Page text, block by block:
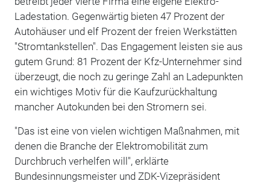
Ladestation. Gegenwärtig bieten 47 Prozent der
Autohäuser und elf Prozent der freien Werkstätten
"Stromtankstellen". Das Engagement leisten sie aus
gutem Grund: 81 Prozent der Kfz-Unternehmer sind
überzeugt, die noch zu geringe Zahl an Ladepunkten
ein wichtiges Motiv für die Kaufzurückhaltung
mancher Autokunden bei den Stromern sei.
"Das ist eine von vielen wichtigen Maßnahmen, mit
denen die Branche der Elektromobilität zum
Durchbruch verhelfen will", erklärte
Bundesinnungsmeister und ZDK-Vizepräsident